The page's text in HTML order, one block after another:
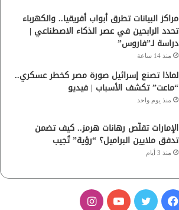
مراكز البيانات تطرق أبواب أفريقيا.. والكهرباء
تحدد الرابحين في عصر الذكاء الاصطناعي |
دراسة لـ”فاروس”
منذ 14 ساعة
لماذا تصنع إسرائيل صورة مصر كخطر عسكري..
“ماعت” تكشف الأسباب | فيديو
منذ يوم واحد
الإمارات تقلّص رهانات هرمز.. كيف تضمن
تدفق ملايين البراميل؟ “رؤية” تُجيب
منذ 3 أيام